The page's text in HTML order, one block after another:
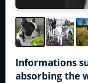
Informations
absorbing the